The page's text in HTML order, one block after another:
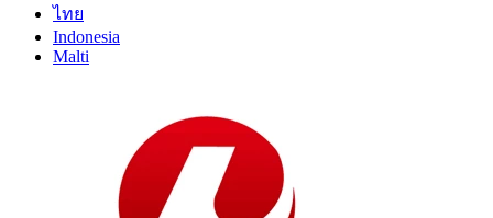
ไทย
Indonesia
Malti